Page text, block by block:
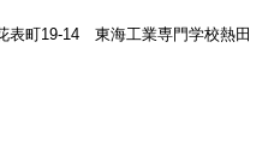
表町19-14 東海工業専門学校熱田